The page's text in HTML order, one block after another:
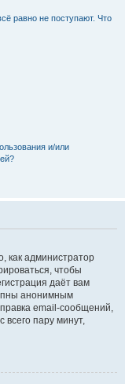
равно не поступают. Что
и/или
как администратор
чтобы
даёт вам
анонимным
email-сообщений,
всего пару минут,